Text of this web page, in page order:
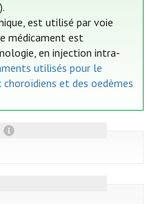
est utilisé par voie
médicament est
en injection intra-
utilisés pour le
et des oedèmes